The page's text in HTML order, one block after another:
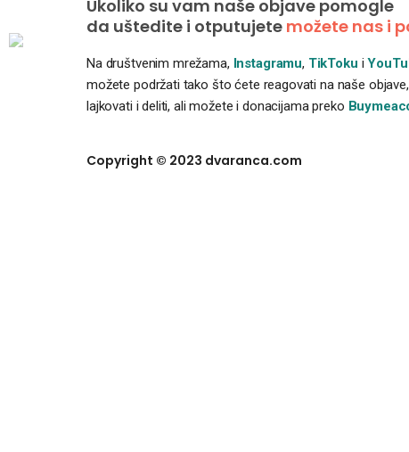
Ukoliko su vam naše objave pomogle
da uštedite i otputujete možete nas i
Na društvenim mrežama, Instagramu, TikToku i
možete podržati tako što ćete reagovati na naše
lajkovati i deliti, ali možete i donacijama preko
Copyright © 2023 dvaranca.com